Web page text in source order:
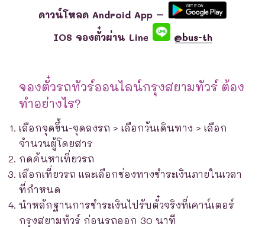
ดาวน์โหลด Android App –
IOS จองตั๋วผ่าน Line
@bus-th
จองตั๋วรถทัวร์ออนไลน์กรุงสยามทัวร์ ต้อง
ทำอย่างไร?
เลือกจุดขึ้น-จุดลงรถ > เลือกวันเดินทาง > เลือก
จำนวนผู้โดยสาร
กดค้นหาเที่ยวรถ
เลือกเที่ยวรถ และเลือกช่องทางชำระเงินภายในเวลา
ที่กำหนด
นำหลักฐานการชำระเงินไปรับตั๋วจริงที่เคาน์เตอร์
กรุงสยามทัวร์ ก่อนรถออก 30 นาที